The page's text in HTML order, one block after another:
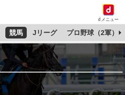
dメニュー
競馬 Jリーグ プロ野球（2軍）